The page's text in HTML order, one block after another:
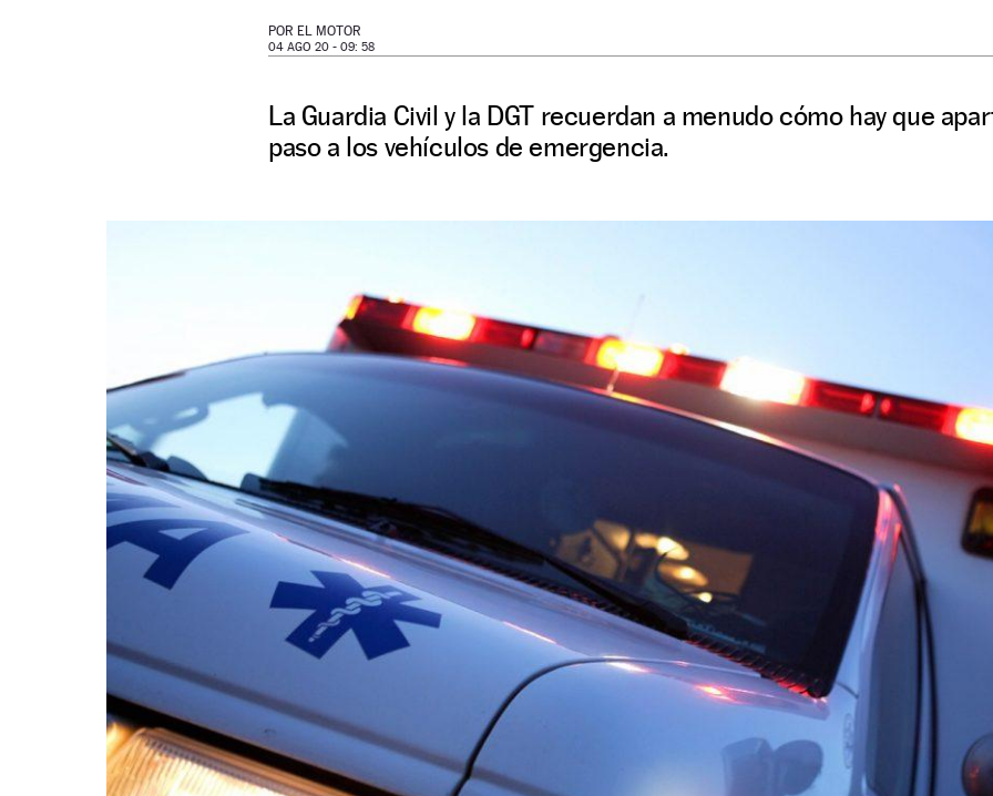
POR EL MOTOR
04 AGO 20 - 09: 58
La Guardia Civil y la DGT recuerdan a menudo cómo hay que
paso a los vehículos de emergencia.